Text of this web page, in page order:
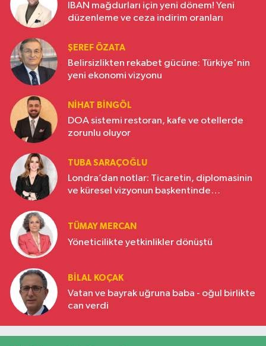
IBAN mağdurları için yeni dönem! Yeni
düzenleme ve ceza indirim oranları
ŞEREF ÖZATA
Belirsizlikten rekabet gücüne: Türkiye'nin
yeni ekonomi vizyonu
NIHAT BINGÖL
DOA sistemi restoran, kafe ve otellerde
zorunlu oluyor
TUBA SARAÇOĞLU
Londra’dan notlar: Ticaretin, diplomasinin
ve küresel vizyonun başkentinde
TÜMAY MERCAN
Yöneticilikte yetkinlikler dönüştü
BILAL KOÇAK
Vatan ve bayrak uğruna baba - oğul birlikte
can verdi